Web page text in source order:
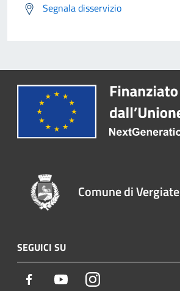
Segnala disservizio
Comune di Vergiate
SEGUICI SU
Facebook YoutubeInstagram